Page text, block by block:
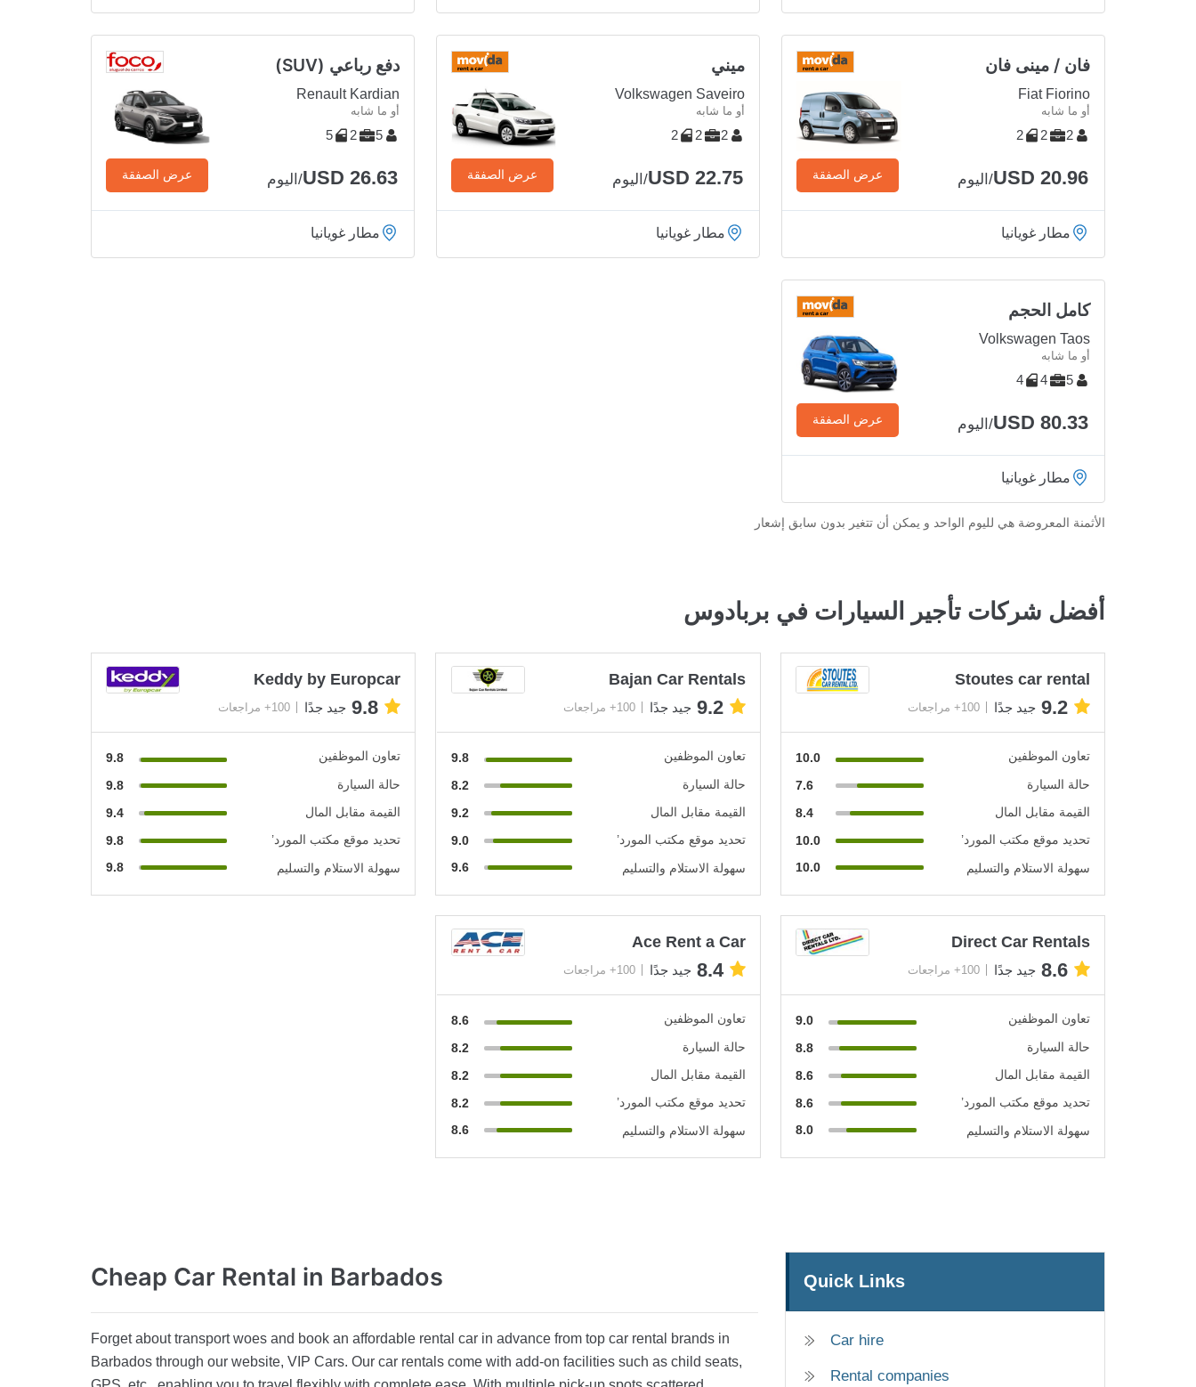
فان / مينى فان
Fiat Fiorino
أو ما شابه
2
2
2
USD 20.96/اليوم عرض الصفقة
مطار غويانيا
ميني
Volkswagen Saveiro
أو ما شابه
2
2
2
USD 22.75/اليوم عرض الصفقة
مطار غويانيا
دفع رباعي (SUV)
Renault Kardian
أو ما شابه
5
2
5
USD 26.63/اليوم عرض الصفقة
مطار غويانيا
كامل الحجم
Volkswagen Taos
أو ما شابه
5
4
4
USD 80.33/اليوم عرض الصفقة
مطار غويانيا
الأثمنة المعروضة هي لليوم الواحد و يمكن أن تتغير بدون سابق إشعار
أفضل شركات تأجير السيارات في بربادوس
Stoutes car rental
9.2 جيد جدًا 100+ مراجعات
تعاون الموظفين
10.0
حالة السيارة
7.6
القيمة مقابل المال
8.4
تحديد موقع مكتب المورد’
10.0
سهولة الاستلام والتسليم
10.0
Bajan Car Rentals
9.2 جيد جدًا 100+ مراجعات
تعاون الموظفين
9.8
حالة السيارة
8.2
القيمة مقابل المال
9.2
تحديد موقع مكتب المورد’
9.0
سهولة الاستلام والتسليم
9.6
Keddy by Europcar
9.8 جيد جدًا 100+ مراجعات
تعاون الموظفين
9.8
حالة السيارة
9.8
القيمة مقابل المال
9.4
تحديد موقع مكتب المورد’
9.8
سهولة الاستلام والتسليم
9.8
Direct Car Rentals
8.6 جيد جدًا 100+ مراجعات
تعاون الموظفين
9.0
حالة السيارة
8.8
القيمة مقابل المال
8.6
تحديد موقع مكتب المورد’
8.6
سهولة الاستلام والتسليم
8.0
Ace Rent a Car
8.4 جيد جدًا 100+ مراجعات
تعاون الموظفين
8.6
حالة السيارة
8.2
القيمة مقابل المال
8.2
تحديد موقع مكتب المورد’
8.2
سهولة الاستلام والتسليم
8.6
Quick Links
Car hire
Rental companies
Cheap Car Rental in Barbados
Forget about transport woes and book an affordable rental car in advance from top car rental brands in
Barbados through our website, VIP Cars. Our car rentals come with add-on facilities such as child seats,